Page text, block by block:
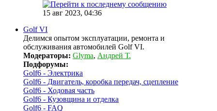
15 авг 2023, 04:36
Golf VI
Делимся опытом эксплуатации, ремонта и
обслуживания автомобилей Golf VI.
Модераторы: Glyma, Андрей Т.
Подфорумы:
Golf6 - Электрика
Golf6 - Двигатель, коробка передач, сцепление
Golf6 - Ходовая часть
Golf6 - Кузовщина и отделка
Golf6 - FAQ